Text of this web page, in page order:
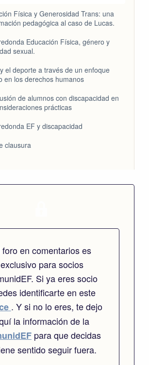
Física y Generosidad Trans: una
pedagógica al caso de Lucas.
Educación Física, género y
sexual.
el deporte a través de un enfoque
en los derechos humanos
de alumnos con discapacidad en
prácticas
EF y discapacidad
clausura
foro en comentarios es
exclusivo para socios
Si ya eres socio
identificarte en este
. Y si no lo eres, te dejo
la información de la
para que decidas
sentido seguir fuera.